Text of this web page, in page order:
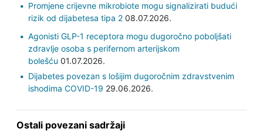
Promjene crijevne mikrobiote mogu signalizirati budući
rizik od dijabetesa tipa 208.07.2026.
Agonisti GLP-1 receptora mogu dugoročno poboljšati
zdravlje osoba s perifernom arterijskom
bolešću 01.07.2026.
Dijabetes povezan s lošijim dugoročnim zdravstvenim
ishodima COVID-19 29.06.2026.
Ostali povezani sadržaji